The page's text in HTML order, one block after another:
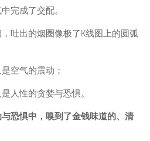
完成了交配。
吐出的烟圈像极了K线图上的圆弧
空气的震动；
人性的贪婪与恐惧。
恐惧中，嗅到了金钱味道的、清